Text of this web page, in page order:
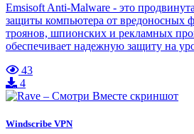
Emsisoft Anti-Malware - это
защиты компьютера от вредоносных
троянов, шпионских и рекламных
обеспечивает надежную защиту на
43
4
Windscribe VPN